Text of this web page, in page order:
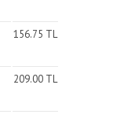
156.75 TL
209.00 TL